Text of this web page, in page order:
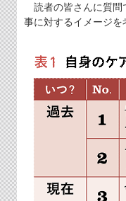
読者の皆さんに質問
事に対するイメージ